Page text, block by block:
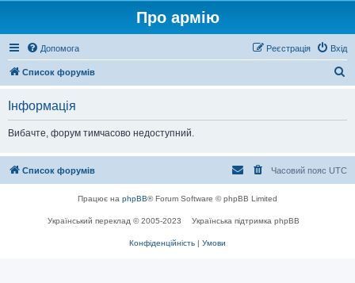
Про армію
Допомога Вхід
Реєстрація
Список форумів
Інформація
Вибачте, форум тимчасово недоступний.
Список форумів Часовий пояс UTC
Працює на phpBB® Forum Software © phpBB Limited
Український переклад © 2005-2023 Українська підтримка phpBB
Конфіденційність | Умови